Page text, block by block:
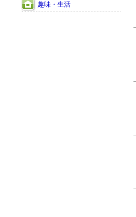
趣味・生活